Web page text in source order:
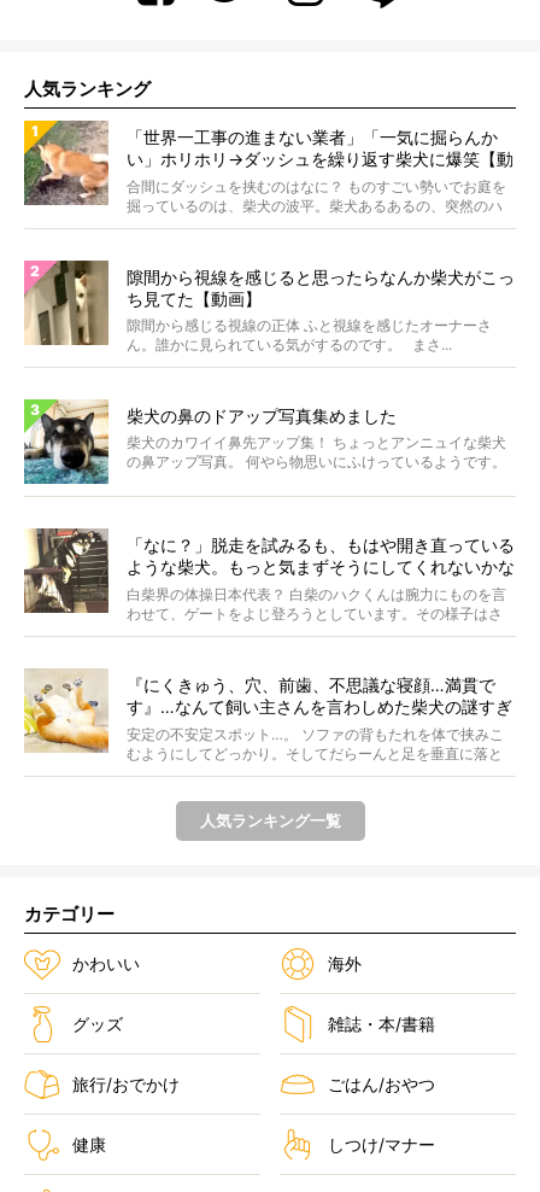
人気ランキング
「世界一工事の進まない業者」「一気に掘らんか
い」ホリホリ→ダッシュを繰り返す柴犬に爆笑【動
画】
合間にダッシュを挟むのはなに？ ものすごい勢いでお庭を
掘っているのは、柴犬の波平。柴犬あるあるの、突然のハ
イテ...
隙間から視線を感じると思ったらなんか柴犬がこっ
ち見てた【動画】
隙間から感じる視線の正体 ふと視線を感じたオーナーさ
ん。誰かに見られている気がするのです。 まさ...
柴犬の鼻のドアップ写真集めました
柴犬のカワイイ鼻先アップ集！ ちょっとアンニュイな柴犬
の鼻アップ写真。 何やら物思いにふけっているようです。
「なに？」脱走を試みるも、もはや開き直っている
ような柴犬。もっと気まずそうにしてくれないかな
ぁ…！【動画あり】
白柴界の体操日本代表？ 白柴のハクくんは腕力にものを言
わせて、ゲートをよじ登ろうとしています。その様子はさ
なが...
『にくきゅう、穴、前歯、不思議な寝顔…満貫で
す』…なんて飼い主さんを言わしめた柴犬の謎すぎ
る寝相がコチラです。
安定の不安定スポット…。 ソファの背もたれを体で挟みこ
むようにしてどっかり。そしてだらーんと足を垂直に落と
して...
人気ランキング一覧
カテゴリー
かわいい 海外
グッズ 雑誌・本/書籍
旅行/おでかけ ごはん/おやつ
健康 しつけ/マナー